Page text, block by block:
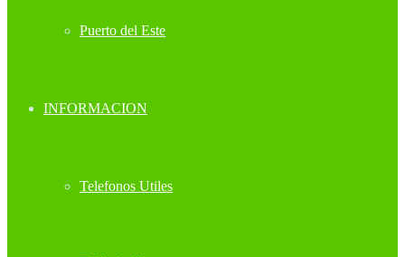
Puerto del Este
INFORMACION
Telefonos Utiles